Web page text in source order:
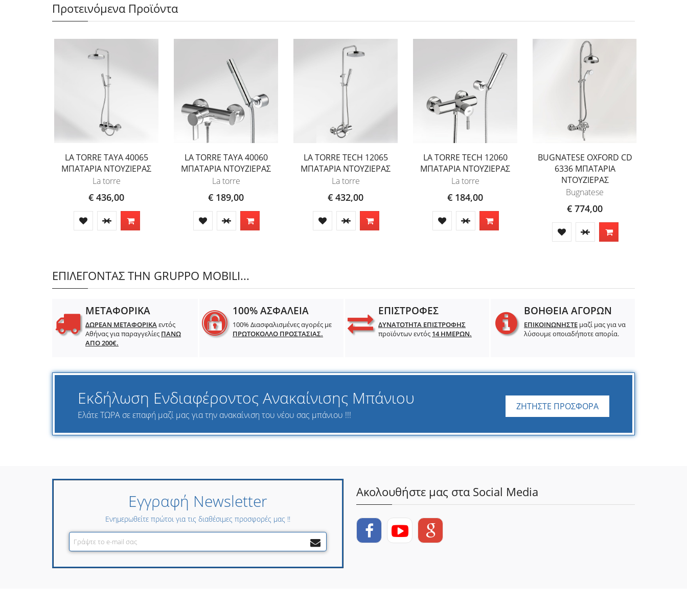
Προτεινόμενα Προϊόντα
LA TORRE TAYA 40065
ΜΠΑΤΑΡΙΑ ΝΤΟΥΖΙΕΡΑΣ
La torre
€ 436,00
LA TORRE TAYA 40060
ΜΠΑΤΑΡΙΑ ΝΤΟΥΖΙΕΡΑΣ
La torre
€ 189,00
LA TORRE TECH 12065
ΜΠΑΤΑΡΙΑ ΝΤΟΥΖΙΕΡΑΣ
La torre
€ 432,00
LA TORRE TECH 12060
ΜΠΑΤΑΡΙΑ ΝΤΟΥΖΙΕΡΑΣ
La torre
€ 184,00
BUGNATESE OXFORD CD
6336 ΜΠΑΤΑΡΙΑ
ΝΤΟΥΖΙΕΡΑΣ
Bugnatese
€ 774,00
ΕΠΙΛΕΓΟΝΤΑΣ ΤΗΝ GRUPPO MOBILI...
ΜΕΤΑΦΟΡΙΚΑ
ΔΩΡΕΑΝ ΜΕΤΑΦΟΡΙΚΑεντός
Αθήνας για παραγγελίες ΠΑΝΩ
ΑΠΟ 200€.
100% ΑΣΦΑΛΕΙΑ
100% Διασφαλισμένες αγορές με
ΠΡΩΤΟΚΟΛΛΟ ΠΡΟΣΤΑΣΙΑΣ.
ΕΠΙΣΤΡΟΦΕΣ
ΔΥΝΑΤΟΤΗΤΑ ΕΠΙΣΤΡΟΦΗΣ
προϊόντων εντός 14 ΗΜΕΡΩΝ.
ΒΟΗΘΕΙΑ ΑΓΟΡΩΝ
ΕΠΙΚΟΙΝΩΝΗΣΤΕ μαζί μας για να
λύσουμε οποιαδήποτε απορία.
Εκδήλωση Ενδιαφέροντος Ανακαίνισης Μπάνιου
Ελάτε ΤΩΡΑ σε επαφή μαζί μας για την ανακαίνιση του νέου σας μπάνιου !!!
ΖΗΤΗΣΤΕ ΠΡΟΣΦΟΡΑ
Εγγραφή Newsletter
Ενημερωθείτε πρώτοι για τις διαθέσιμες προσφορές μας !!
Ακολουθήστε μας στα Social Media